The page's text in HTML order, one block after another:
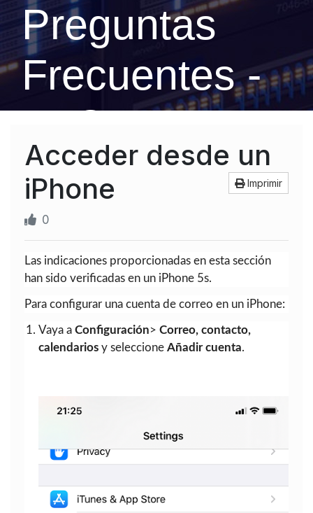
Preguntas
Frecuentes -
FAQ
Acceder desde un
iPhone
Imprimir
0
Las indicaciones proporcionadas en esta sección
han sido verificadas en un iPhone 5s.
Para configurar una cuenta de correo en un iPhone:
Vaya a Configuración> Correo, contacto,
calendarios y seleccione Añadir cuenta.